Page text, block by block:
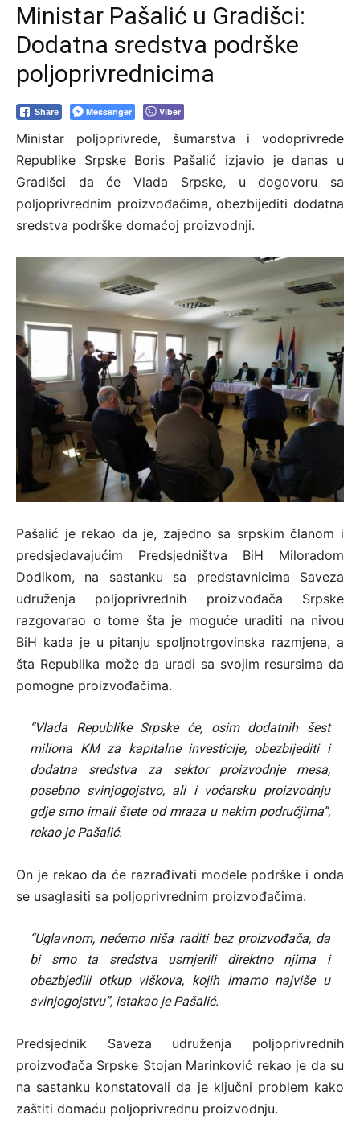
Ministar Pašalić u Gradišci:
Dodatna sredstva podrške
poljoprivrednicima
Share Messenger Viber
Ministar poljoprivrede, šumarstva i vodoprivrede
Republike Srpske Boris Pašalić izjavio je danas u
Gradišci da će Vlada Srpske, u dogovoru sa
poljoprivrednim proizvođačima, obezbijediti dodatna
sredstva podrške domaćoj proizvodnji.
Pašalić je rekao da je, zajedno sa srpskim članom i
predsjedavajućim Predsjedništva BiH Miloradom
Dodikom, na sastanku sa predstavnicima Saveza
udruženja poljoprivrednih proizvođača Srpske
razgovarao o tome šta je moguće uraditi na nivou
BiH kada je u pitanju spoljnotrgovinska razmjena, a
šta Republika može da uradi sa svojim resursima da
pomogne proizvođačima.
“Vlada Republike Srpske će, osim dodatnih šest
miliona KM za kapitalne investicije, obezbijediti i
dodatna sredstva za sektor proizvodnje mesa,
posebno svinjogojstvo, ali i voćarsku proizvodnju
gdje smo imali štete od mraza u nekim područjima”,
rekao je Pašalić.
On je rekao da će razrađivati modele podrške i onda
se usaglasiti sa poljoprivrednim proizvođačima.
“Uglavnom, nećemo niša raditi bez proizvođača, da
bi smo ta sredstva usmjerili direktno njima i
obezbjedili otkup viškova, kojih imamo najviše u
svinjogojstvu”, istakao je Pašalić.
Predsjednik Saveza udruženja poljoprivrednih
proizvođača Srpske Stojan Marinković rekao je da su
na sastanku konstatovali da je ključni problem kako
zaštiti domaću poljoprivrednu proizvodnju.